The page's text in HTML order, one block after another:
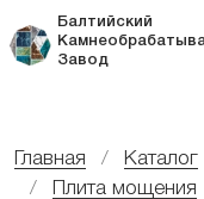
Балтийский
Завод
Главная Каталог
Плита мощения